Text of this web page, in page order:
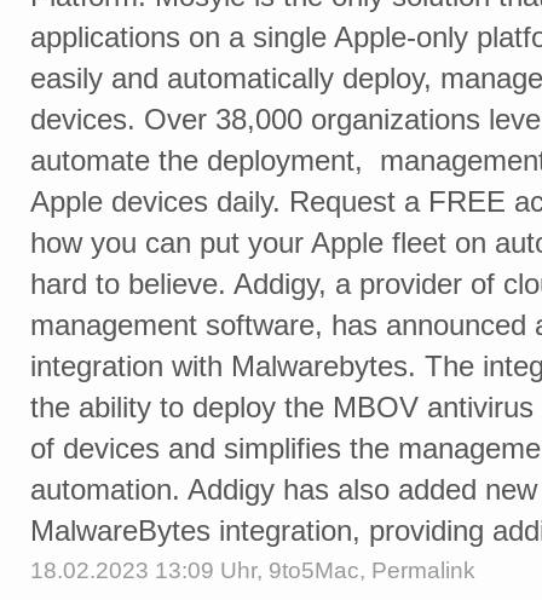
applications on a single Apple-only
easily and automatically deploy,
devices. Over 38,000 organizations
automate the deployment,
Apple devices daily. Request a FREE
how you can put your Apple fleet on
hard to believe. Addigy, a provider of
management software, has announced
integration with Malwarebytes. The
the ability to deploy the MBOV
of devices and simplifies the
automation. Addigy has also added
MalwareBytes integration, providing
18.02.2023 13:09 Uhr, 9to5Mac, Permalink